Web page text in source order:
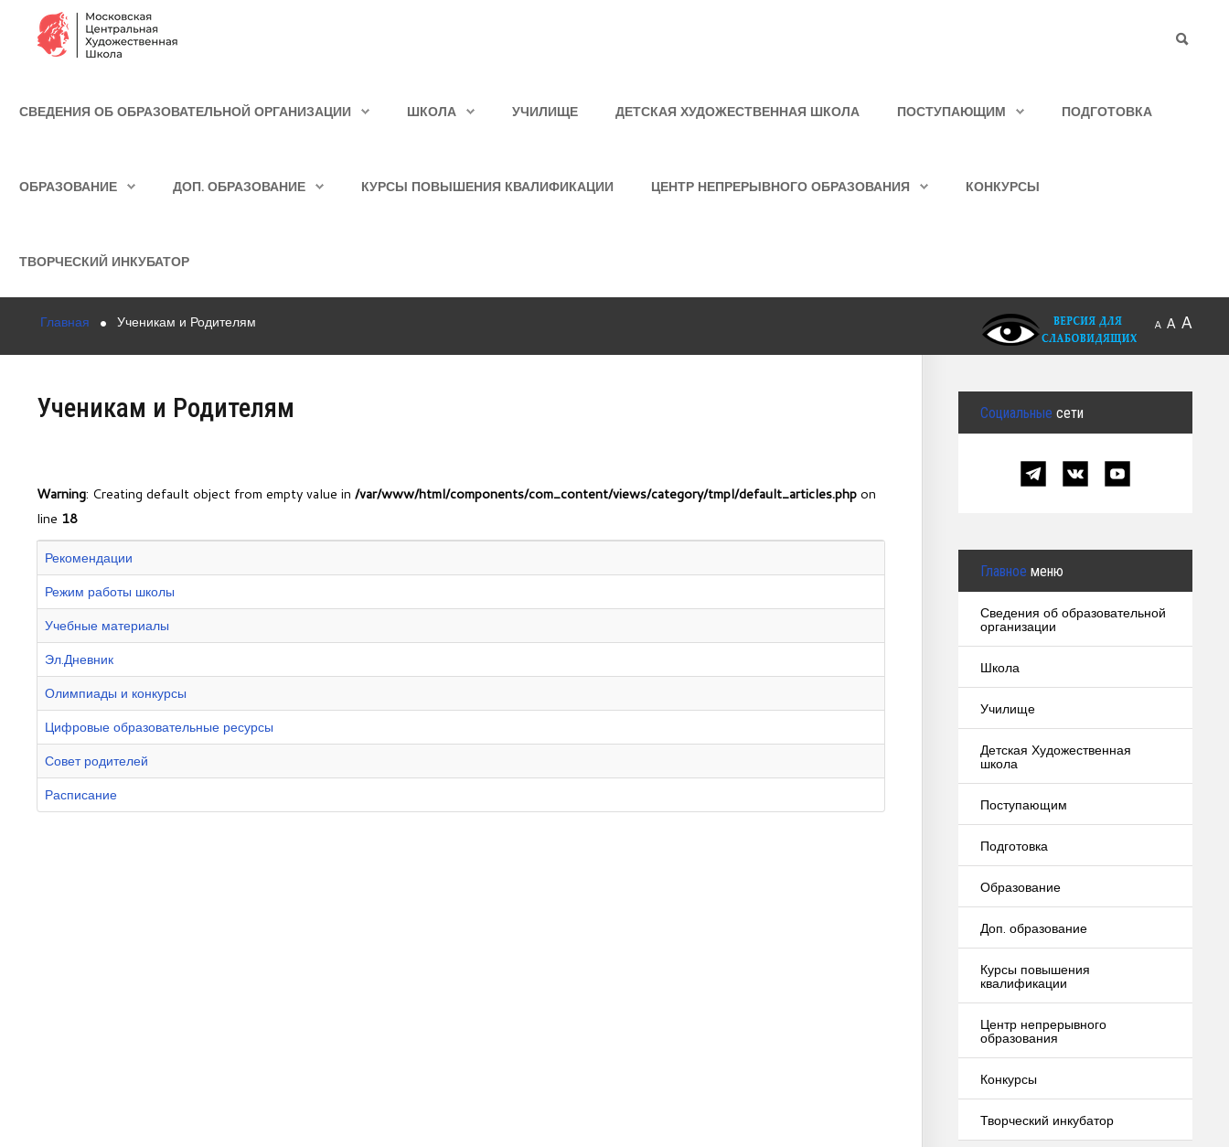
Образование
Курсы повышения квалификации
Конкурсы
Творческий инкубатор
СВЕДЕНИЯ ОБ ОБРАЗОВАТЕЛЬНОЙ ОРГАНИЗАЦИИ ШКОЛА УЧИЛИЩЕ ДЕТСКАЯ ХУДОЖЕСТВЕННАЯ ШКОЛА ПОСТУПАЮЩИМ ПОДГОТОВКА
ОБРАЗОВАНИЕ ДОП. ОБРАЗОВАНИЕ КУРСЫ ПОВЫШЕНИЯ КВАЛИФИКАЦИИ ЦЕНТР НЕПРЕРЫВНОГО ОБРАЗОВАНИЯ КОНКУРСЫ
ТВОРЧЕСКИЙ ИНКУБАТОР
Главная Ученикам и Родителям A A A
Ученикам и Родителям
Warning: Creating default object from empty value in /var/www/html/components/com_content/views/category/tmpl/default_articles.phpon
line 18
Рекомендации
Режим работы школы
Учебные материалы
Эл.Дневник
Олимпиады и конкурсы
Цифровые образовательные ресурсы
Совет родителей
Расписание
Социальные сети
Главное меню
Сведения об образовательной
организации
Школа
Училище
Детская Художественная
школа
Поступающим
Подготовка
Образование
Доп. образование
Курсы повышения
квалификации
Центр непрерывного
образования
Конкурсы
Творческий инкубатор